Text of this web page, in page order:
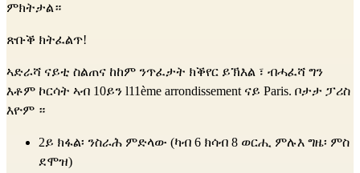
ምክትታል።
ጽቡቕ ክትፈልጥ!
ኣድራሻ ናይቲ ስልጠና ከከም ንጥፈታት ክቕየር ይኽእል ፣ ብሓፈሻ ግን
እቶም ኮርሳት ኣብ 10ይን l11ème arrondissement ናይ Paris. ቦታታ ፓሪስ
እዮም ።
2ይ ክፋል፡ ንስራሕ ምድላው (ካብ 6 ክሳብ 8 ወርሒ ምሉእ ግዜ፡ ምስ
ደሞዝ)